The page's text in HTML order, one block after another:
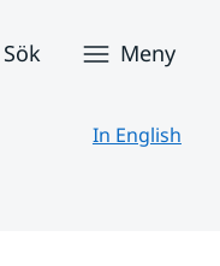
Sök Meny
In English